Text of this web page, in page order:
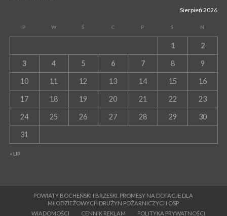
Sierpień 2026
P W Ś C P S N
« LIP
1 2
3 4 5 6 7 8 9
10 11 12 13 14 15 16
17 18 19 20 21 22 23
24 25 26 27 28 29 30
31
POWIATY BOCHEŃSKI I BRZESKI. PROMESY NA DOTACJE DLA
MŁODZIEŻOWYCH DRUŻYN POŻARNICZYCH OSP
WIADOMOŚCI
CENNIK REKLAM POLITYKA PRYWATNOŚCI